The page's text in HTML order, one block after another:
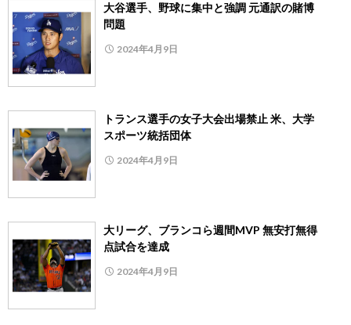
大谷選手、野球に集中と強調 元通訳の賭博
問題
2024年4月9日
トランス選手の女子大会出場禁止 米、大学
スポーツ統括団体
2024年4月9日
大リーグ、ブランコら週間MVP 無安打無得
点試合を達成
2024年4月9日